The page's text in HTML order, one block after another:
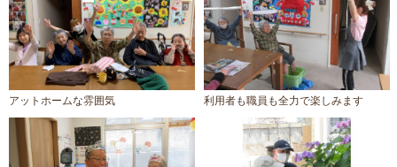
アットホームな雰囲気 利用者も職員も全力で楽しみます